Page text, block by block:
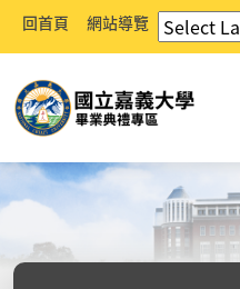
回首頁 網站導覽